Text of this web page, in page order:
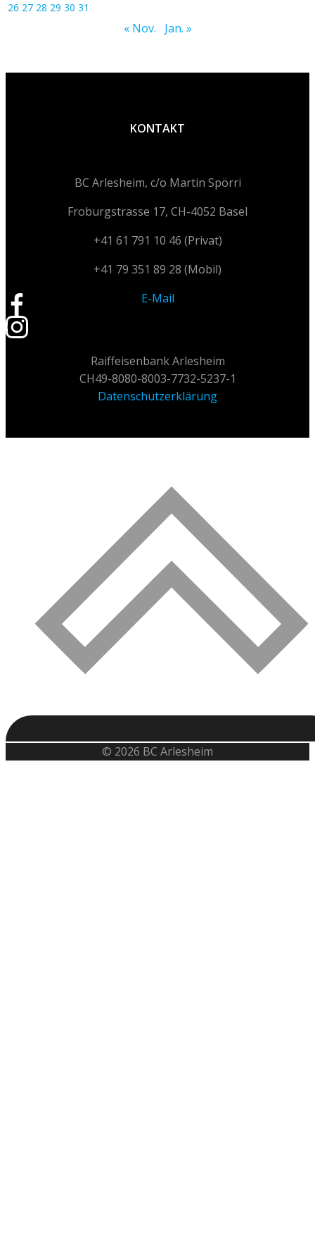
26 27 28 29 30 31
« Nov. Jan. »
KONTAKT
BC Arlesheim, c/o Martin Spörri
Froburgstrasse 17, CH-4052 Basel
+41 61 791 10 46 (Privat)
+41 79 351 89 28 (Mobil)
E-Mail
Raiffeisenbank Arlesheim
CH49-8080-8003-7732-5237-1
Datenschutzerklärung
© 2026 BC Arlesheim